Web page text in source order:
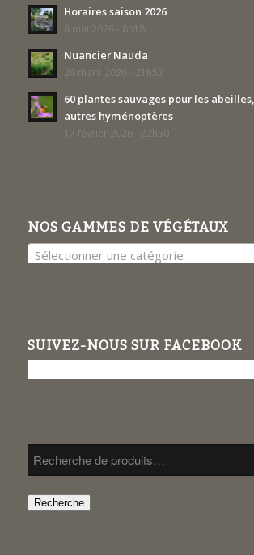
Horaires saison 2026
8 mai 2026 - 8h18
Nuancier Nauda
20 mars 2026 - 21h52
60 plantes sauvages pour les
autres hyménoptères
17 février 2026 - 22h50
NOS GAMMES DE VÉGÉTAUX
Sélectionner une catégorie
SUIVEZ-NOUS SUR FACEBOOK
Recherche